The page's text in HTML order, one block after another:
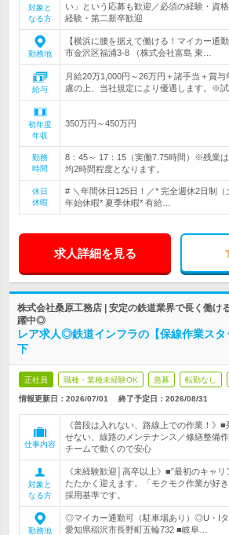
対象と
なる方
い」という応募も歓迎／必須の経験・資
経験・第二新卒歓迎
勤務地
【横浜に腰を据えて働ける！マイカー通
市金沢区福浦3-8 （株式会社富島 東…
給与
月給20万1,000円～26万円＋諸手当＋賞
慮の上、当社規定により優遇します。※
初年度
年収
350万円～450万円
勤務
時間
8：45～ 17：15（実働7.75時間）※残業
均2時間程度となります。
休日
休暇
# ＼年間休日125日！／* 完全週休2日制
年始休暇* 夏季休暇* 有給…
求人詳細を見る
株式会社桑原工務店 | 安定の鉄道業界で長く働け
躍中◎
レア求人◎鉄道インフラの【保線作業スタ
下
正社員 職種・業種未経験OK 急募 転勤なし
情報更新日：2026/07/01 終了予定日： 2026/08/31
仕事内容
《普段は入れない、路線上での作業！》
せない、線路のメンテナンス／修繕整備
チームで動くので安心
対象と
なる方
《未経験歓迎│高卒以上》■”最初のキャリ
たたかく迎えます。「モクモク作業が好
採用基準です。
勤務地
◎マイカー通勤可（駐車場あり）◎U・I
愛知県稲沢市長野町五輪732 ■岐阜…